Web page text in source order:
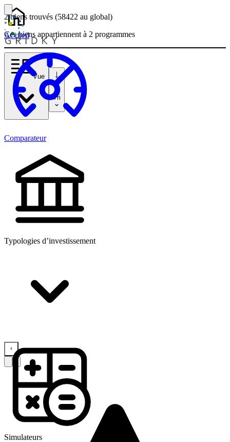
Accueil
Comparateur
Typologies d’investissement
Simulateurs
2 biens trouvés (58422 au global)
Ces biens appartiennent à 2 programmes
Vue
Tri